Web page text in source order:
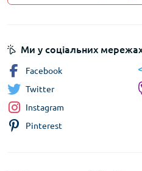
Ми у соціальних
Facebook
Twitter
Instagram
Pinterest